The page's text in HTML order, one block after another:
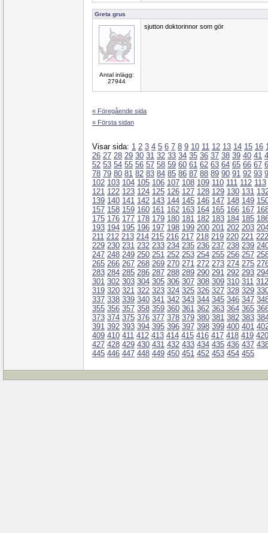
Greta grus
Antal inlägg:
27944
sjutton doktorinnor som gör
« Föregående sida
« Första sidan
Visar sida: 1 2 3 4 5 6 7 8 9 10 11 12 13 14 15 16
26 27 28 29 30 31 32 33 34 35 36 37 38 39 40 41
52 53 54 55 56 57 58 59 60 61 62 63 64 65 66 67
78 79 80 81 82 83 84 85 86 87 88 89 90 91 92 93
102 103 104 105 106 107 108 109 110 111 112 113
121 122 123 124 125 126 127 128 129 130 131
139 140 141 142 143 144 145 146 147 148 149
157 158 159 160 161 162 163 164 165 166 167
175 176 177 178 179 180 181 182 183 184 185
193 194 195 196 197 198 199 200 201 202 203
211 212 213 214 215 216 217 218 219 220 221 222
229 230 231 232 233 234 235 236 237 238 239
247 248 249 250 251 252 253 254 255 256 257
265 266 267 268 269 270 271 272 273 274 275
283 284 285 286 287 288 289 290 291 292 293
301 302 303 304 305 306 307 308 309 310 311 312
319 320 321 322 323 324 325 326 327 328 329
337 338 339 340 341 342 343 344 345 346 347
355 356 357 358 359 360 361 362 363 364 365
373 374 375 376 377 378 379 380 381 382 383
391 392 393 394 395 396 397 398 399 400 401
409 410 411 412 413 414 415 416 417 418 419 420
427 428 429 430 431 432 433 434 435 436 437
445 446 447 448 449 450 451 452 453 454 455